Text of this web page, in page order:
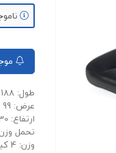
طول: 188 سانتی متر
عرض: 99 سانتی متر
ارتفاع: 30 سانتی متر
تحمل وزن: 136
وزن: 4 کیلوگرم